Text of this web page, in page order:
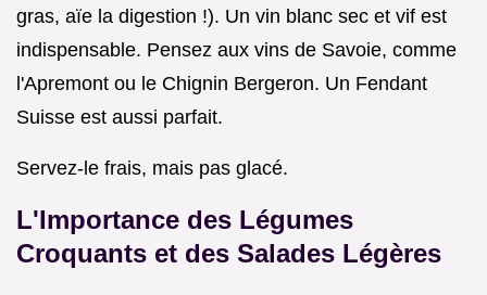
gras, aïe la digestion !). Un vin blanc sec et vif est
indispensable. Pensez aux vins de Savoie, comme
l'Apremont ou le Chignin Bergeron. Un Fendant
Suisse est aussi parfait.
Servez-le frais, mais pas glacé.
L'Importance des Légumes
Croquants et des Salades Légères